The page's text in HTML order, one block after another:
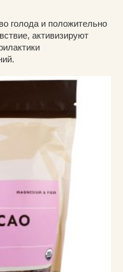
голода и положительно
активизируют